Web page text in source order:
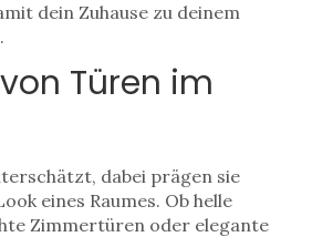
dein Zuhause zu deinem
Türen im
dabei prägen sie
eines Raumes. Ob helle
Zimmertüren oder elegante